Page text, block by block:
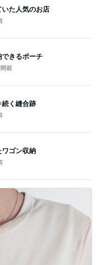
た人気のお店
きるポーチ
前
続く縫合跡
ワゴン収納